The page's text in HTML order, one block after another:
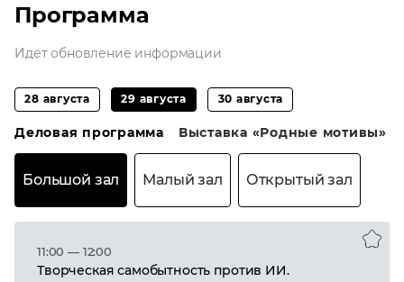
Программа
Идет обновление информации
28 августа 29 августа 30 августа
Деловая программа Выставка «Родные мотивы»
Большой зал Малый зал Открытый зал
11:00 — 12:00
Творческая самобытность против ИИ.